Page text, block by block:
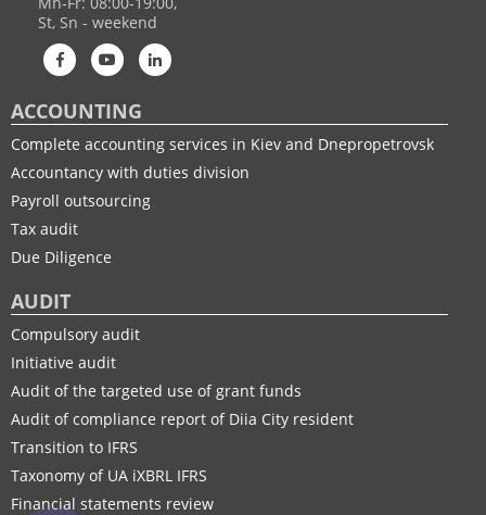
St, Sn - weekend
ACCOUNTING
Complete accounting services in Kiev and Dnepropetrovsk
Accountancy with duties division
Payroll outsourcing
Tax audit
Due Diligence
AUDIT
Compulsory audit
Initiative audit
Audit of the targeted use of grant funds
Audit of compliance report of Diia City resident
Transition to IFRS
Taxonomy of UA іXBRL IFRS
Financial statements review